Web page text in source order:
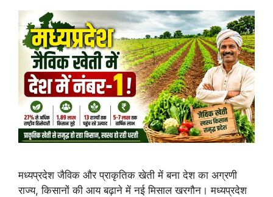
मध्यप्रदेश जैविक और प्राकृतिक खेती में बना देश का अग्रणी
राज्य, किसानों की आय बढ़ाने में नई मिसाल खरगौन। मध्यप्रदेश